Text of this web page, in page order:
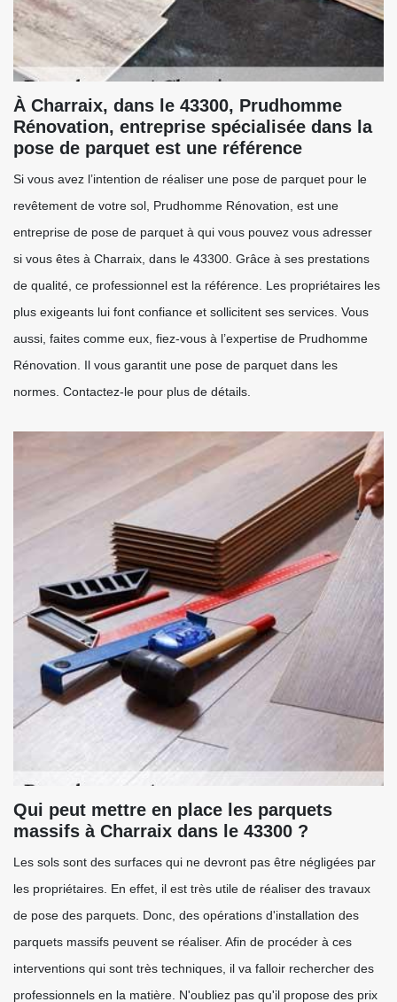
À Charraix, dans le 43300, Prudhomme
Rénovation, entreprise spécialisée dans la
pose de parquet est une référence
Si vous avez l’intention de réaliser une pose de parquet pour le
revêtement de votre sol, Prudhomme Rénovation, est une
entreprise de pose de parquet à qui vous pouvez vous adresser
si vous êtes à Charraix, dans le 43300. Grâce à ses prestations
de qualité, ce professionnel est la référence. Les propriétaires les
plus exigeants lui font confiance et sollicitent ses services. Vous
aussi, faites comme eux, fiez-vous à l’expertise de Prudhomme
Rénovation. Il vous garantit une pose de parquet dans les
normes. Contactez-le pour plus de détails.
Qui peut mettre en place les parquets
massifs à Charraix dans le 43300 ?
Les sols sont des surfaces qui ne devront pas être négligées par
les propriétaires. En effet, il est très utile de réaliser des travaux
de pose des parquets. Donc, des opérations d'installation des
parquets massifs peuvent se réaliser. Afin de procéder à ces
interventions qui sont très techniques, il va falloir rechercher des
professionnels en la matière. N'oubliez pas qu'il propose des prix